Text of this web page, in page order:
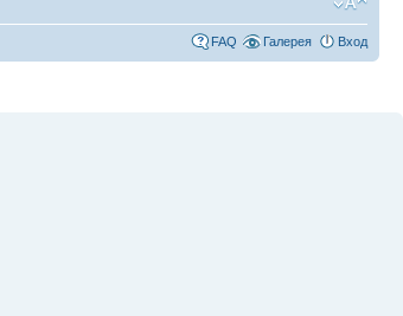
FAQ Галерея Вход